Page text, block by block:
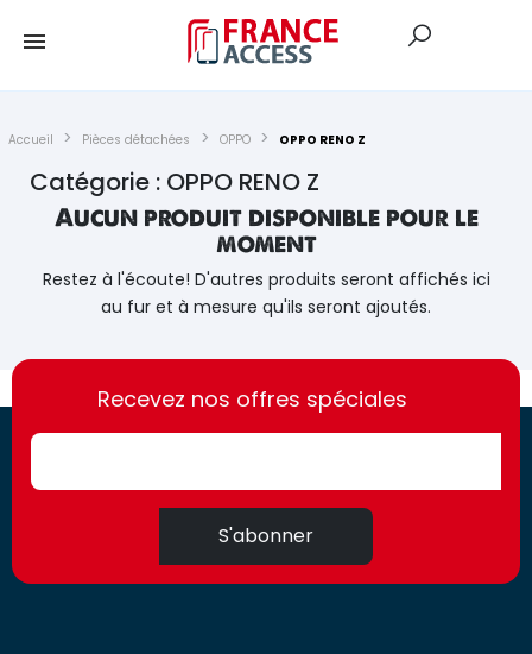
Accueil Pièces détachées OPPO OPPO RENO Z
Catégorie : OPPO RENO Z
Aucun produit disponible pour le
moment
Restez à l'écoute! D'autres produits seront affichés ici
au fur et à mesure qu'ils seront ajoutés.
https://france-
access.fr
https://france-
access.fr
Recevez nos offres spéciales
S'abonner